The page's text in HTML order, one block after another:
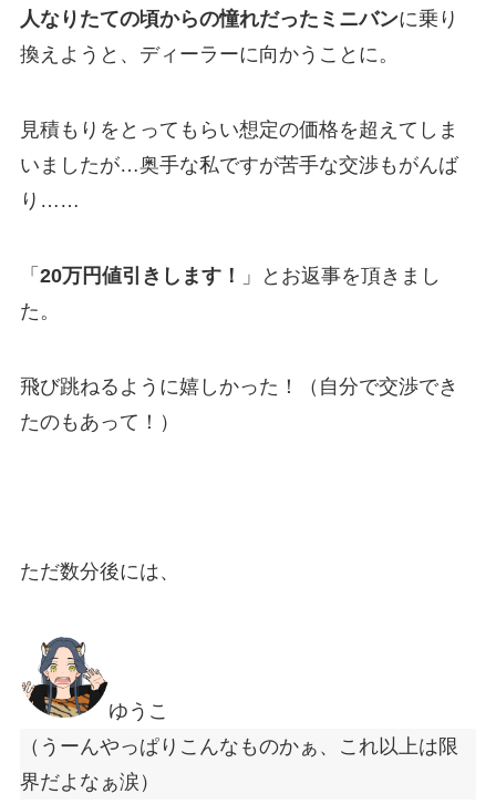
人なりたての頃からの憧れだったミニバンに乗り
換えようと、ディーラーに向かうことに。
見積もりをとってもらい想定の価格を超えてしま
いましたが…奥手な私ですが苦手な交渉もがんば
り……
「 20万円値引きします！
」とお返事を頂きまし
た。
飛び跳ねるように嬉しかった！（自分で交渉でき
たのもあって！）
ただ数分後には、
ゆうこ
（うーんやっぱりこんなものかぁ、これ以上は限
界だよなぁ涙）